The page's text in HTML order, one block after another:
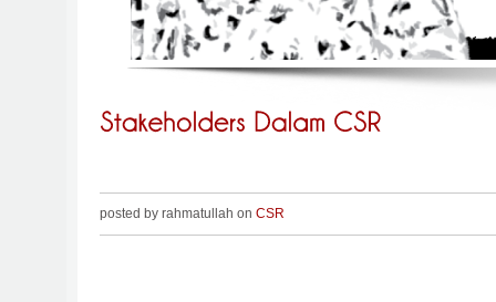
posted by rahmatullah on CSR